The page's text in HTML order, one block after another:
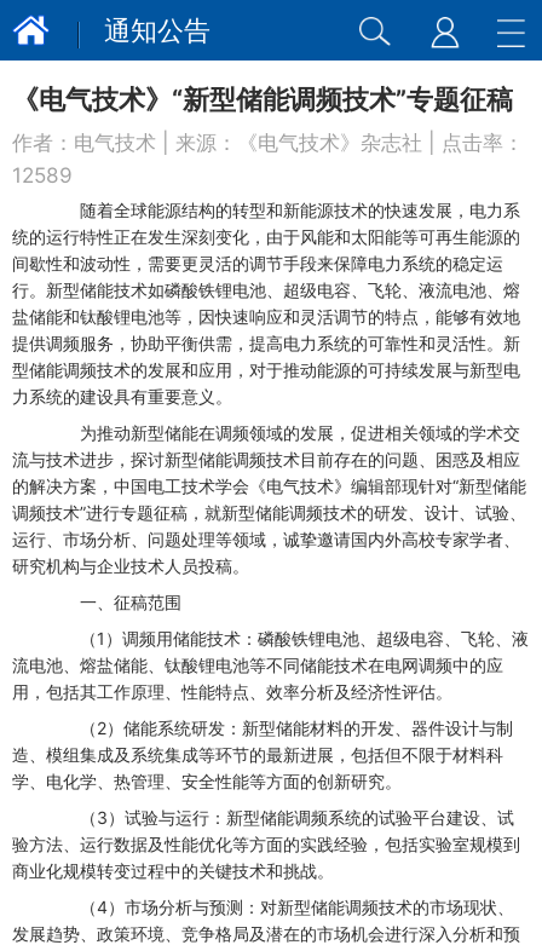
通知公告
《电气技术》“新型储能调频技术”专题征稿
作者： 电气技术 | 来源： 《电气技术》杂志社 | 点击率：
12589
随着全球能源结构的转型和新能源技术的快速发展，电力系
统的运行特性正在发生深刻变化，由于风能和太阳能等可再生能源的
间歇性和波动性，需要更灵活的调节手段来保障电力系统的稳定运
行。新型储能技术如磷酸铁锂电池、超级电容、飞轮、液流电池、熔
盐储能和钛酸锂电池等，因快速响应和灵活调节的特点，能够有效地
提供调频服务，协助平衡供需，提高电力系统的可靠性和灵活性。新
型储能调频技术的发展和应用，对于推动能源的可持续发展与新型电
力系统的建设具有重要意义。
为推动新型储能在调频领域的发展，促进相关领域的学术交
流与技术进步，探讨新型储能调频技术目前存在的问题、困惑及相应
的解决方案，中国电工技术学会《电气技术》编辑部现针对“新型储能
调频技术”进行专题征稿，就新型储能调频技术的研发、设计、试验、
运行、市场分析、问题处理等领域，诚挚邀请国内外高校专家学者、
研究机构与企业技术人员投稿。
一、征稿范围
（1）调频用储能技术：磷酸铁锂电池、超级电容、飞轮、液
流电池、熔盐储能、钛酸锂电池等不同储能技术在电网调频中的应
用，包括其工作原理、性能特点、效率分析及经济性评估。
（2）储能系统研发：新型储能材料的开发、器件设计与制
造、模组集成及系统集成等环节的最新进展，包括但不限于材料科
学、电化学、热管理、安全性能等方面的创新研究。
（3）试验与运行：新型储能调频系统的试验平台建设、试
验方法、运行数据及性能优化等方面的实践经验，包括实验室规模到
商业化规模转变过程中的关键技术和挑战。
（4）市场分析与预测：对新型储能调频技术的市场现状、
发展趋势、政策环境、竞争格局及潜在的市场机会进行深入分析和预